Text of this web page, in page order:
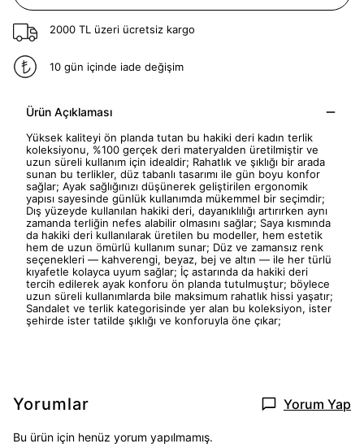
2000 TL üzeri ücretsiz kargo
10 gün içinde iade değişim
Ürün Açıklaması
Yüksek kaliteyi ön planda tutan bu hakiki deri kadın terlik
koleksiyonu, %100 gerçek deri materyalden üretilmiştir ve
uzun süreli kullanım için idealdir; Rahatlık ve şıklığı bir arada
sunan bu terlikler, düz tabanlı tasarımı ile gün boyu konfor
sağlar; Ayak sağlığınızı düşünerek geliştirilen ergonomik
yapısı sayesinde günlük kullanımda mükemmel bir seçimdir;
Dış yüzeyde kullanılan hakiki deri, dayanıklılığı artırırken aynı
zamanda terliğin nefes alabilir olmasını sağlar; Saya kısmında
da hakiki deri kullanılarak üretilen bu modeller, hem estetik
hem de uzun ömürlü kullanım sunar; Düz ve zamansız renk
seçenekleri — kahverengi, beyaz, bej ve altın — ile her türlü
kıyafetle kolayca uyum sağlar; İç astarında da hakiki deri
tercih edilerek ayak konforu ön planda tutulmuştur; böylece
uzun süreli kullanımlarda bile maksimum rahatlık hissi yaşatır;
Sandalet ve terlik kategorisinde yer alan bu koleksiyon, ister
şehirde ister tatilde şıklığı ve konforuyla öne çıkar;
Yorumlar Yorum Yap
Bu ürün için henüz yorum yapılmamış.